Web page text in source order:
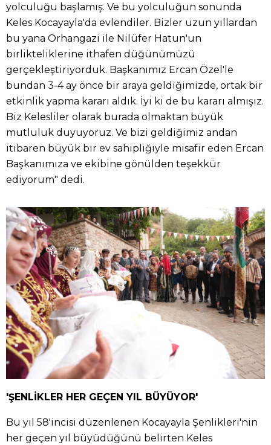
yolculuğu başlamış. Ve bu yolculuğun sonunda
Keles Kocayayla'da evlendiler. Bizler uzun yıllardan
bu yana Orhangazi ile Nilüfer Hatun'un
birlikteliklerine ithafen düğünümüzü
gerçekleştiriyorduk. Başkanımız Ercan Özel'le
bundan 3-4 ay önce bir araya geldiğimizde, ortak bir
etkinlik yapma kararı aldık. İyi ki de bu kararı almışız.
Biz Kelesliler olarak burada olmaktan büyük
mutluluk duyuyoruz. Ve bizi geldiğimiz andan
itibaren büyük bir ev sahipliğiyle misafir eden Ercan
Başkanımıza ve ekibine gönülden teşekkür
ediyorum" dedi.
'ŞENLİKLER HER GEÇEN YIL BÜYÜYOR'
Bu yıl 58'incisi düzenlenen Kocayayla Şenlikleri'nin
her geçen yıl büyüdüğünü belirten Keles